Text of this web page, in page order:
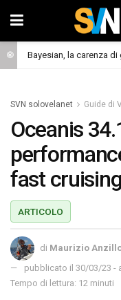
SVN solovelanet Guide di
Oceanis
fast cruising
ARTICOLO
di Maurizio
pubblicato il 30/03/23 -
Tempo di lettura: 12 minuti